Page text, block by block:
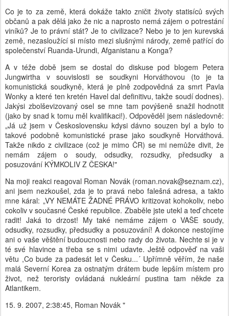
Co je to za země, která dokáže takto zničit životy statisíců svých
občanů a pak dělá jako že nic a naprosto nemá zájem o potrestání
viníků? Je to právní stát? Je to civilizace? Nebo je to jen kurevská
země, nezasloužící si místo mezi slušnými národy, země patřící do
společenství Ruanda-Urundi, Afganistanu a Konga?
A v téže době jsem se dostal do diskuse pod blogem Petera
Jungwirtha v souvislosti se soudkyni Horváthovou (to je ta
komunistická soudkyně, která je plně zodpovědná za smrt Pavla
Wonky a které ten kretén Havel dal definitivu, takže soudí dodnes).
Jakýsi zbolševizovaný osel se mne tam povýšeně snažil hodnotit
(jako by snad k tomu měl kvalifikaci!). Odpověděl jsem následovně:
„Já už jsem v Československu kdysi dávno souzen byl a bylo to
takové podobně komunistické prase jako soudkyně Horváthová.
Takže nikdo z civilizace (což je mimo ČR) se mi nemůže divit, že
nemám zájem o soudy, odsudky, rozsudky, předsudky a
posuzování KÝMKOLIV Z ČESKA!"
Na moji reakci reagoval Roman Novák (roman.novak@seznam.cz),
ani jsem nezkoušel, zda je to pravá nebo falešná adresa, a takto
mne káral: „VY NEMÁTE ŽADNÉ PRÁVO kritizovat kohokoliv, nebo
cokoliv v současné České republice. Zbaběle jste utekl a teď chcete
radit! Jaká to drzost! My také nemáme zájem o VAŠE soudy,
odsudky, rozsudky, předsudky a posuzování! A dokonce nestojíme
ani o vaše věštění budoucnosti nebo rady do života. Nechte si je v
té své hlavince a třeba se s nimi udavte. Ještě odpověď na vaši
větu ,Co bude za padesát let v Česku...´ Upřímně věřím, že naše
malá Severní Korea za ostnatým drátem bude lepším místem pro
život, než teroristy ovládaná nukleární pustina tam někde za
Atlantikem.
15. 9. 2007, 2:38:45, Roman Novák "